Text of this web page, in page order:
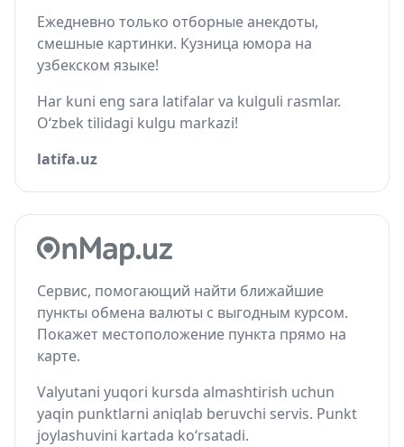
Ежедневно только отборные анекдоты,
смешные картинки. Кузница юмора на
узбекском языке!
Har kuni eng sara latifalar va kulguli rasmlar.
O‘zbek tilidagi kulgu markazi!
latifa.uz
Сервис, помогающий найти ближайшие
пункты обмена валюты с выгодным курсом.
Покажет местоположение пункта прямо на
карте.
Valyutani yuqori kursda almashtirish uchun
yaqin punktlarni aniqlab beruvchi servis. Punkt
joylashuvini kartada ko‘rsatadi.